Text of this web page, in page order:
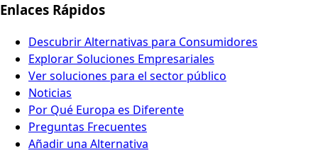
Enlaces Rápidos
Descubrir Alternativas para Consumidores
Explorar Soluciones Empresariales
Ver soluciones para el sector público
Noticias
Por Qué Europa es Diferente
Preguntas Frecuentes
Añadir una Alternativa